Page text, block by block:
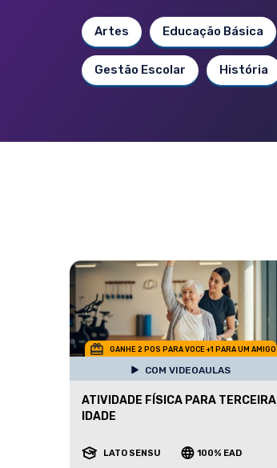
Artes Educação Básica
Gestão Escolar História
GANHE 2 POS PARA VOCE +1 PARA UM AMIGO
COM VIDEOAULAS
ATIVIDADE FÍSICA PARA TERCEIRA
IDADE
LATO SENSU 100% EAD